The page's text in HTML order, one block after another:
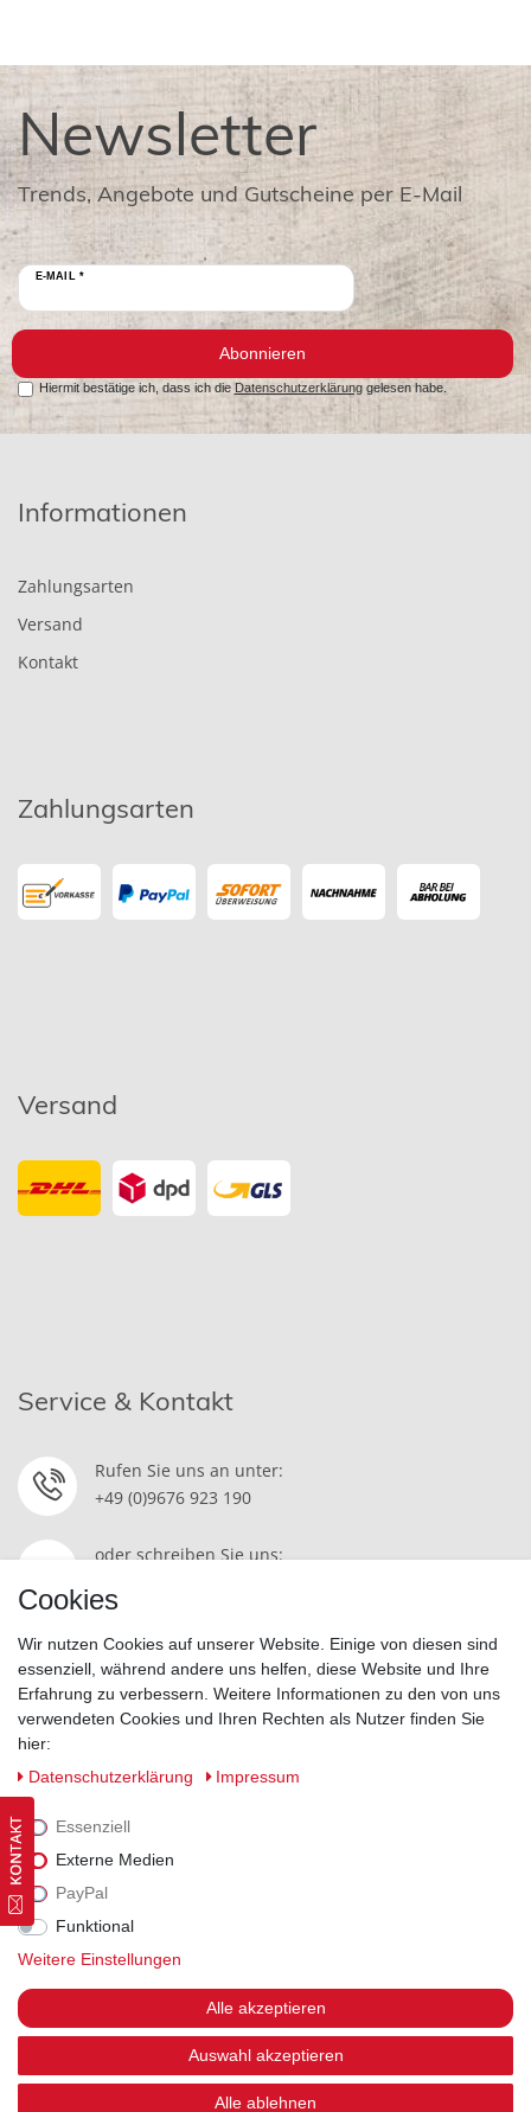
Newsletter
Trends, Angebote und Gutscheine per E-Mail
E-MAIL *
Abonnieren
Hiermit bestätige ich, dass ich die Datenschutzerklärunggelesen habe.
Informationen
Zahlungsarten
Versand
Kontakt
Zahlungsarten
Versand
Service & Kontakt
Rufen Sie uns an unter:
+49 (0)9676 923 190
oder schreiben Sie uns:
Widerrufsrecht | Datenschutzerklärung | AGB | Impressum
Cookies
Wir nutzen Cookies auf unserer Website. Einige von diesen sind
essenziell, während andere uns helfen, diese Website und Ihre
Erfahrung zu verbessern. Weitere Informationen zu den von uns
verwendeten Cookies und Ihren Rechten als Nutzer finden Sie
hier:
Daten­schutz­erklärung
Impressum
Essenziell
Externe Medien
PayPal
Funktional
Weitere Einstellungen
Alle akzeptieren
Auswahl akzeptieren
Alle ablehnen